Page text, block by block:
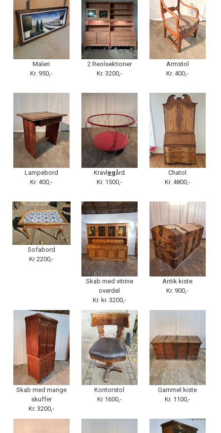
Maleri
Kr. 950,-
2 Reolsektioner
Kr. 3200,-
Armstol
Kr. 400,-
Lampebord
Kr. 400,-
Kravl egård
Kr. 1500,-
Chatol
Kr. 4800,-
Sofabord
Kr 2200,-
Skab med vitrine
overdel
Kr. kr. 3200,-
Antik kiste
Kr. 900,-
Skab med mange
skuffer
Kr. 3200,-
Kontorstol
Kr 1600,-
Gammel kiste
Kr. 1100,-